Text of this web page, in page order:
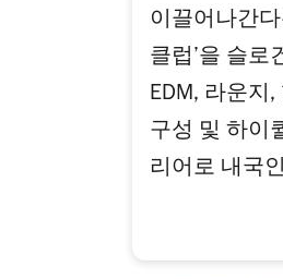
이끌어나간
클럽’을 슬로
EDM, 라운지
구성 및 하이
리어로 내국